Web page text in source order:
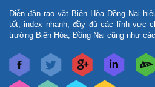
Diễn đàn rao vặt Biên Hòa Đồng Nai
tốt, index nhanh, đầy đủ các lĩnh vực
trường Biên Hòa, Đồng Nai cũng như